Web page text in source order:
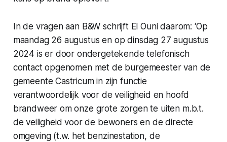
In de vragen aan B&W schrijft El Ouni daarom: ‘Op
maandag 26 augustus en op dinsdag 27 augustus
2024 is er door ondergetekende telefonisch
contact opgenomen met de burgemeester van de
gemeente Castricum in zijn functie
verantwoordelijk voor de veiligheid en hoofd
brandweer om onze grote zorgen te uiten m.b.t.
de veiligheid voor de bewoners en de directe
omgeving (t.w. het benzinestation, de